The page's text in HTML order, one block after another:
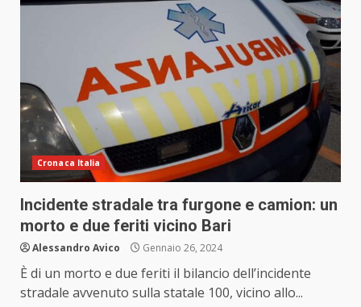
Cronaca Italia
Incidente stradale tra furgone e camion: un
morto e due feriti vicino Bari
Alessandro Avico Gennaio 26, 2024
È di un morto e due feriti il bilancio dell’incidente
stradale avvenuto sulla statale 100, vicino allo...